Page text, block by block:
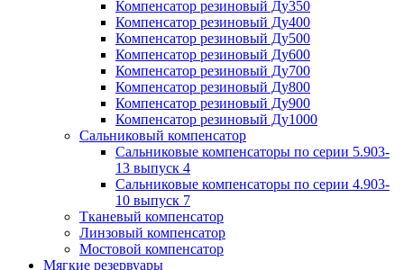
Компенсатор резиновый Ду350
Компенсатор резиновый Ду400
Компенсатор резиновый Ду500
Компенсатор резиновый Ду600
Компенсатор резиновый Ду700
Компенсатор резиновый Ду800
Компенсатор резиновый Ду900
Компенсатор резиновый Ду1000
Сальниковый компенсатор
Сальниковые компенсаторы по серии 5.903-
13 выпуск 4
Сальниковые компенсаторы по серии 4.903-
10 выпуск 7
Тканевый компенсатор
Линзовый компенсатор
Мостовой компенсатор
Мягкие резервуары